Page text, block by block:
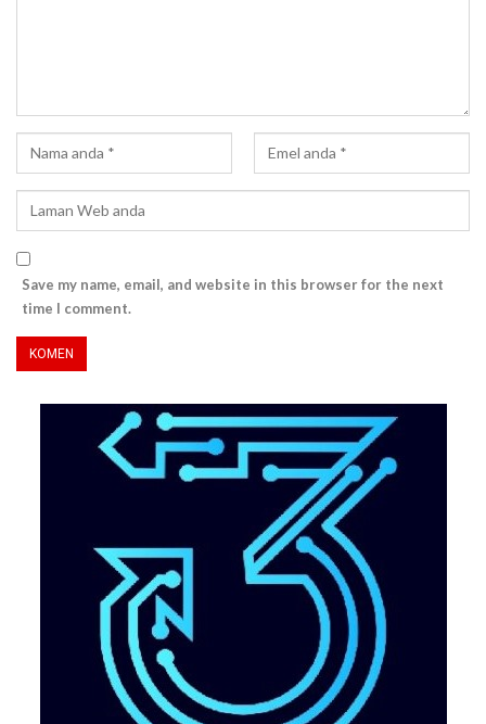
Save my name, email, and website in this browser for the next
time I comment.